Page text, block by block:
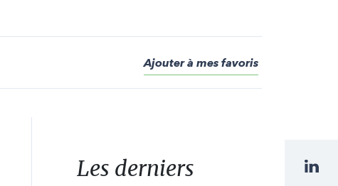
Ajouter à mes favoris
Les derniers